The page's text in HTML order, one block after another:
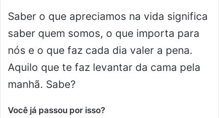
Saber o que apreciamos na vida significa
saber quem somos, o que importa para
nós e o que faz cada dia valer a pena.
Aquilo que te faz levantar da cama pela
manhã. Sabe?
Você já passou por isso?